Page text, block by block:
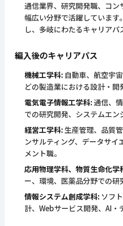
通信業界、研究開発職、コン
幅広い分野で活躍していま
し、多岐にわたるキャリアパ
編入後のキャリアパス
機械工学科: 自動車、航空宇
どの製造業における設計・開
電気電子情報工学科:通信、
での研究開発、システムエン
経営工学科:生産管理、品質
ンサルティング、データサイ
メント職。
応用物理学科、物質生命化学
ー、環境、医薬品分野での研
情報システム創成学科: ソフ
計、Webサービス開発、AI・